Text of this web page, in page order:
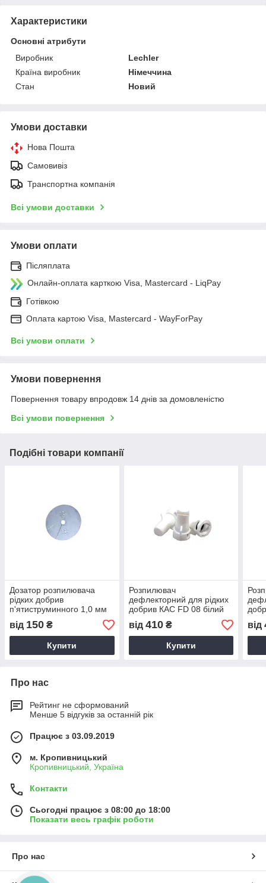
Характеристики
Основні атрибути
Виробник
Lechler
Країна виробник
Німеччина
Стан
Новий
Умови доставки
Нова Пошта
Самовивіз
Транспортна компанія
Всі умови доставки
Умови оплати
Післяплата
Онлайн-оплата карткою Visa, Mastercard - LiqPay
Готівкою
Оплата картою Visa, Mastercard - WayForPay
Всі умови оплати
Умови повернення
Повернення товару впродовж 14 днів за домовленістю
Всі умови повернення
Подібні товари компанії
Дозатор розпилювача
рідких добрив
п'ятиструминного 1,0 мм
Lechler Німеччина
від 150 ₴
Купити
Розпилювач
дефлекторний для рідких
добрив КАС FD 08 білий
Lechler Німеччина
від 410₴
Купити
від
Про нас
Рейтинг не сформований
Менше 5 відгуків за останній рік
Працює з 03.09.2019
м. Кропивницький
Кропивницький, Україна
Контакти
Сьогодні працює з 08:00 до 18:00
Показати весь графік роботи
Про нас